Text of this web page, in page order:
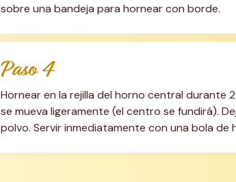
sobre una bandeja para hornear con borde.
Paso 4
Hornear en la rejilla del horno central durante
se mueva ligeramente (el centro se fundirá).
polvo. Servir inmediatamente con una bola de